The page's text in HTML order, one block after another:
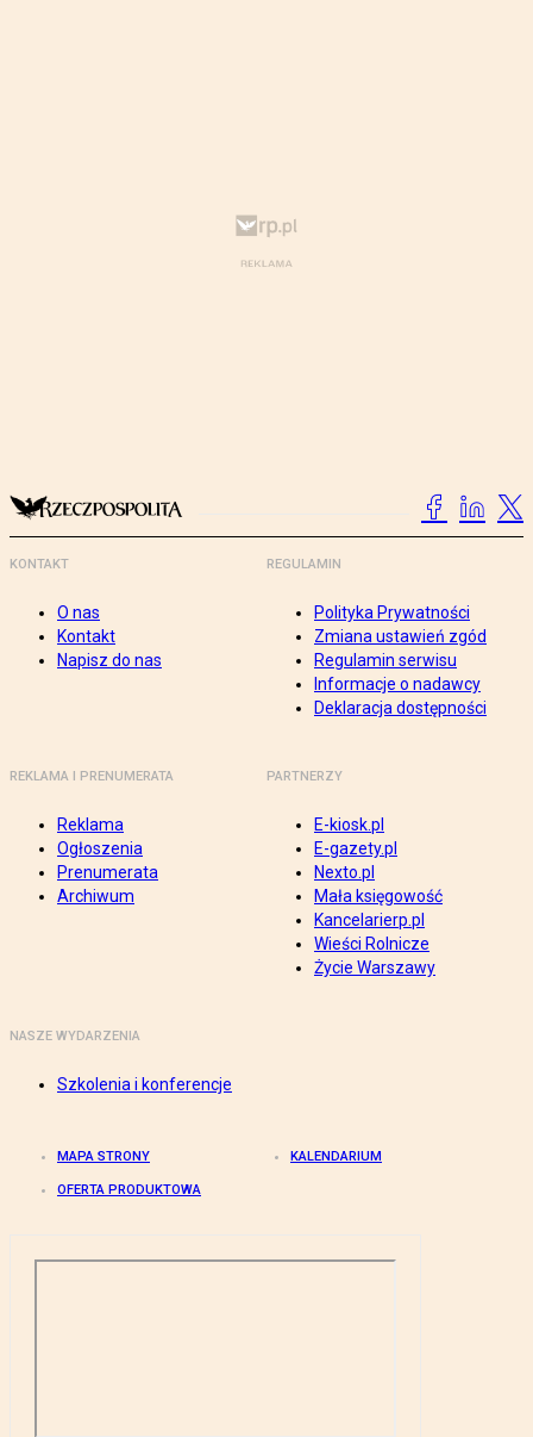
KONTAKT
O nas
Kontakt
Napisz do nas
REGULAMIN
Polityka Prywatności
Zmiana ustawień zgód
Regulamin serwisu
Informacje o nadawcy
Deklaracja dostępności
REKLAMA I PRENUMERATA
Reklama
Ogłoszenia
Prenumerata
Archiwum
PARTNERZY
E-kiosk.pl
E-gazety.pl
Nexto.pl
Mała księgowość
Kancelarierp.pl
Wieści Rolnicze
Życie Warszawy
NASZE WYDARZENIA
Szkolenia i konferencje
MAPA STRONY KALENDARIUM
OFERTA PRODUKTOWA